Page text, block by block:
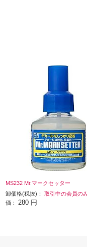
MS232 Mr.マークセッター
卸価格(税抜)： 取引中の会員の
価： 280 円